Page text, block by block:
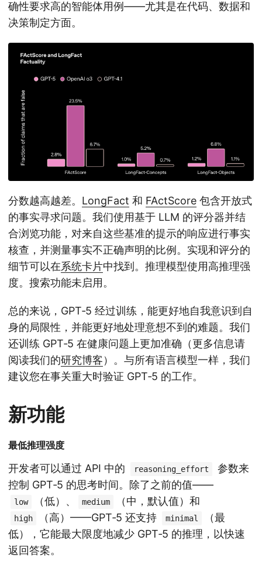
确性要求高的智能体用例——尤其是在代码、数据和
决策制定方面。
分数越高越差。 LongFact 和 FActScore 包含开放式
的事实寻求问题。我们使用基于 LLM 的评分器并结
合浏览功能，对来自这些基准的提示的响应进行事实
核查，并测量事实不正确声明的比例。实现和评分的
细节可以在系统卡片中找到。推理模型使用高推理强
度。搜索功能未启用。
总的来说，GPT‑5 经过训练，能更好地自我意识到自
身的局限性，并能更好地处理意想不到的难题。我们
还训练 GPT‑5 在健康问题上更加准确（更多信息请
阅读我们的研究博客）。与所有语言模型一样，我们
建议您在事关重大时验证 GPT‑5 的工作。
新功能
最低推理强度
开发者可以通过 API 中的 reasoning_effort
参数来
控制 GPT‑5 的思考时间。除了之前的值——
low （低）、 medium （中，默认值）和
high （高）——GPT‑5 还支持 minimal
（最
低），它能最大限度地减少 GPT‑5 的推理，以快速
返回答案。